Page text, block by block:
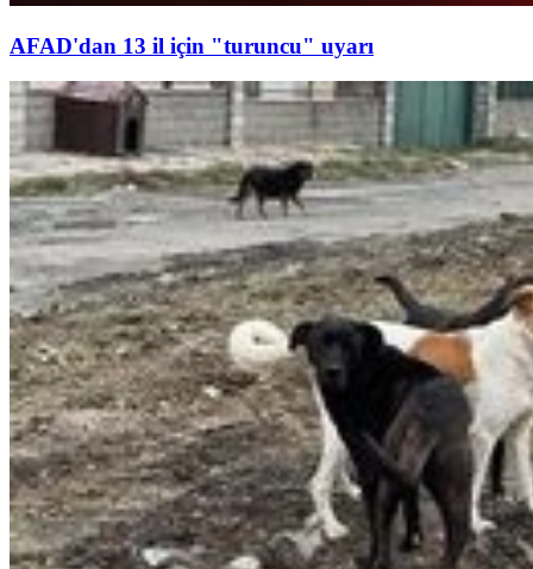
AFAD'dan 13 il için "turuncu" uyarı